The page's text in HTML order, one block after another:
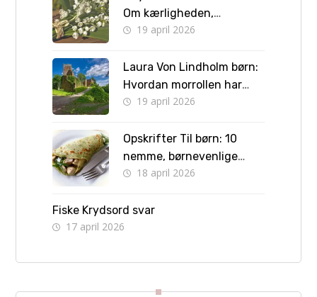
Om kærligheden,
forlovelsen og vejen til
19 april 2026
Laura Von Lindholm børn:
Hvordan morrollen har
formet hendes liv
19 april 2026
Opskrifter Til børn: 10
nemme, børnevenlige
retter børn kan lave selv
18 april 2026
Fiske Krydsord svar
17 april 2026